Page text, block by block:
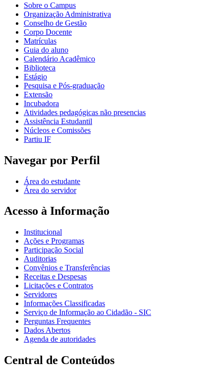
Sobre o Campus
Organização Administrativa
Conselho de Gestão
Corpo Docente
Matrículas
Guia do aluno
Calendário Acadêmico
Biblioteca
Estágio
Pesquisa e Pós-graduação
Extensão
Incubadora
Atividades pedagógicas não presencias
Assistência Estudantil
Núcleos e Comissões
Partiu IF
Navegar por Perfil
Área do estudante
Área do servidor
Acesso à Informação
Institucional
Ações e Programas
Participação Social
Auditorias
Convênios e Transferências
Receitas e Despesas
Licitações e Contratos
Servidores
Informações Classificadas
Serviço de Informação ao Cidadão - SIC
Perguntas Frequentes
Dados Abertos
Agenda de autoridades
Central de Conteúdos